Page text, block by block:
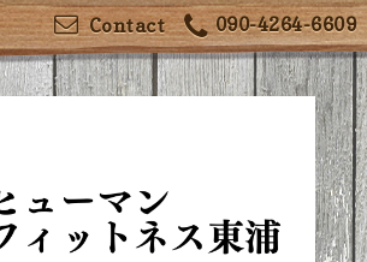
090-4264-6609
Contact